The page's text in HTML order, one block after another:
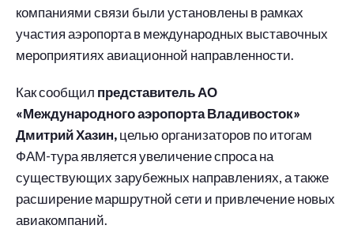
компаниями связи были установлены в рамках
участия аэропорта в международных выставочных
мероприятиях авиационной направленности.
Как сообщил представитель АО
«Международного аэропорта Владивосток»
Дмитрий Хазин,целью организаторов по итогам
ФАМ-тура является увеличение спроса на
существующих зарубежных направлениях, а также
расширение маршрутной сети и привлечение новых
авиакомпаний.